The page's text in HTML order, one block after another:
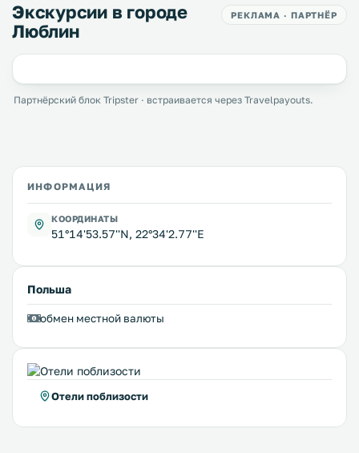
Экскурсии в городе
Люблин
РЕКЛАМА · ПАРТНЁР
Партнёрский блок Tripster · встраивается через Travelpayouts.
ИНФОРМАЦИЯ
КООРДИНАТЫ
51°14'53.57''N, 22°34'2.77''E
Польша
обмен местной валюты
Отели поблизости